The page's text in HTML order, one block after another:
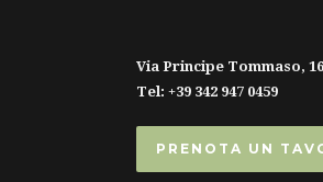
Via Principe Tommaso,
Tel: +39 342 947 0459
PRENOTA UN